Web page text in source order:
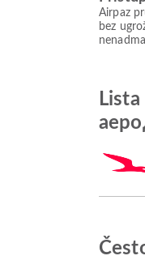
Airpaz
bez